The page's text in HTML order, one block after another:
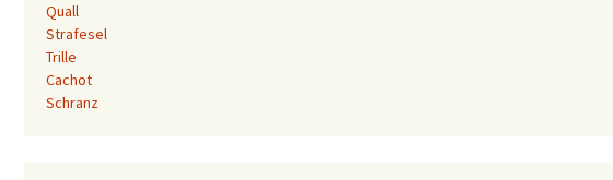
Quall
Strafesel
Trille
Cachot
Schranz